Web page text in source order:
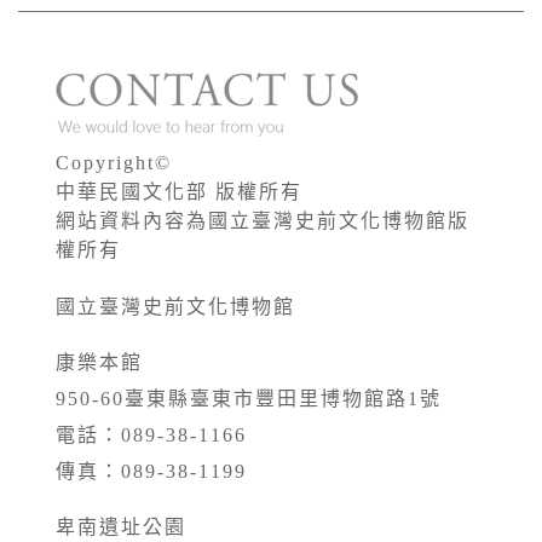
Copyright©
中華民國文化部 版權所有
網站資料內容為國立臺灣史前文化博物館版
權所有
國立臺灣史前文化博物館
康樂本館
950-60臺東縣臺東市豐田里博物館路1號
電話：089-38-1166
傳真：089-38-1199
卑南遺址公園